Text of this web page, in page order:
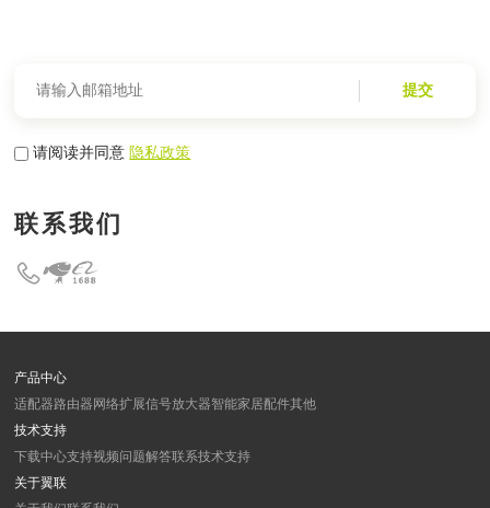
提交
请阅读并同意隐私政策
联系我们
产品中心
适配器路由器 网络扩展信号放大器智能家居配件其他
技术支持
下载中心支持视频问题解答联系技术支持
关于翼联